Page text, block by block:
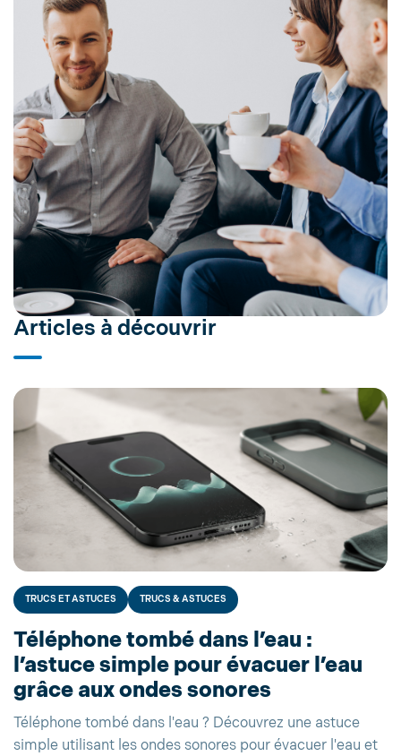
Articles à découvrir
TRUCS ET ASTUCES TRUCS & ASTUCES
Téléphone tombé dans l’eau :
l’astuce simple pour évacuer l’eau
grâce aux ondes sonores
Téléphone tombé dans l'eau ? Découvrez une astuce
simple utilisant les ondes sonores pour évacuer l'eau et